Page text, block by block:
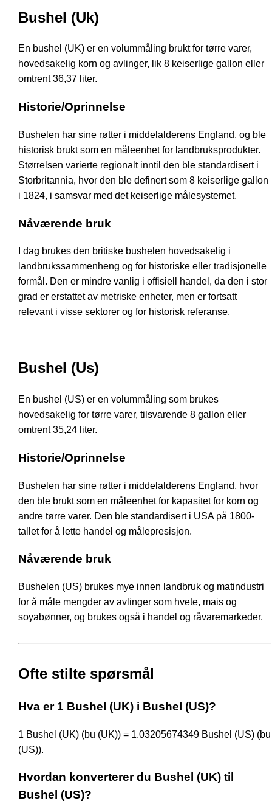
Bushel (Uk)
En bushel (UK) er en volummåling brukt for tørre varer,
hovedsakelig korn og avlinger, lik 8 keiserlige gallon eller
omtrent 36,37 liter.
Historie/Oprinnelse
Bushelen har sine røtter i middelalderens England, og ble
historisk brukt som en måleenhet for landbruksprodukter.
Størrelsen varierte regionalt inntil den ble standardisert i
Storbritannia, hvor den ble definert som 8 keiserlige gallon
i 1824, i samsvar med det keiserlige målesystemet.
Nåværende bruk
I dag brukes den britiske bushelen hovedsakelig i
landbrukssammenheng og for historiske eller tradisjonelle
formål. Den er mindre vanlig i offisiell handel, da den i stor
grad er erstattet av metriske enheter, men er fortsatt
relevant i visse sektorer og for historisk referanse.
Bushel (Us)
En bushel (US) er en volummåling som brukes
hovedsakelig for tørre varer, tilsvarende 8 gallon eller
omtrent 35,24 liter.
Historie/Oprinnelse
Bushelen har sine røtter i middelalderens England, hvor
den ble brukt som en måleenhet for kapasitet for korn og
andre tørre varer. Den ble standardisert i USA på 1800-
tallet for å lette handel og målepresisjon.
Nåværende bruk
Bushelen (US) brukes mye innen landbruk og matindustri
for å måle mengder av avlinger som hvete, mais og
soyabønner, og brukes også i handel og råvaremarkeder.
Ofte stilte spørsmål
Hva er 1 Bushel (UK) i Bushel (US)?
1 Bushel (UK) (bu (UK)) = 1.03205674349 Bushel (US) (bu
(US)).
Hvordan konverterer du Bushel (UK) til
Bushel (US)?